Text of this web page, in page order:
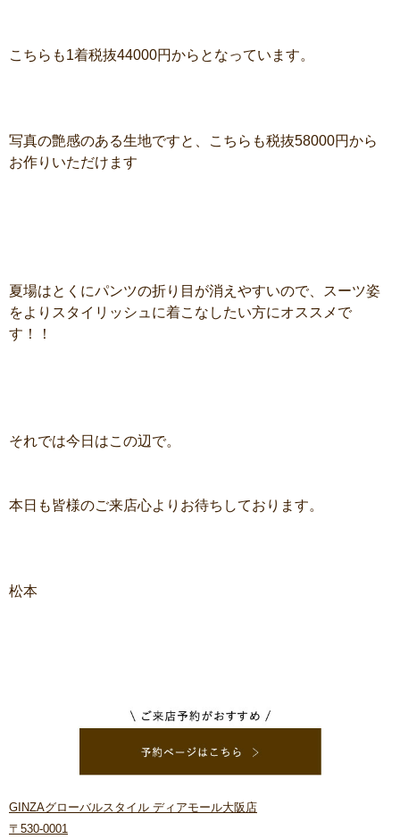
こちらも1着税抜44000円からとなっています。
写真の艶感のある生地ですと、こちらも税抜58000円から
お作りいただけます
夏場はとくにパンツの折り目が消えやすいので、スーツ姿
をよりスタイリッシュに着こなしたい方にオススメで
す！！
それでは今日はこの辺で。
本日も皆様のご来店心よりお待ちしております。
松本
GINZAグローバルスタイル ディアモール大阪店
〒530-0001